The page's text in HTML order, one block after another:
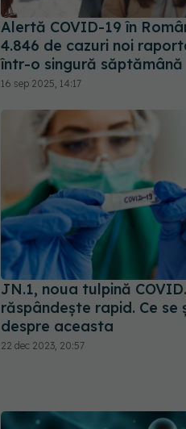
Alertă COVID-19 în
4.846 de cazuri noi
într-o singură săptămână
16 sep 2025, 14:17
JN.1, noua tulpină
răspândește rapid. Ce se
despre aceasta
22 dec 2023, 20:57